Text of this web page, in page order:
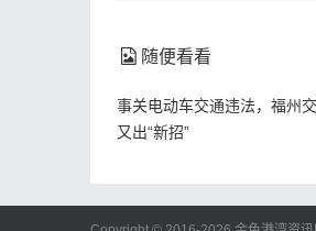
有关部门, 以此来协助把
需要获得帮助的人员。
随便看看
事关电动车交通违法，福州
又出“新招”